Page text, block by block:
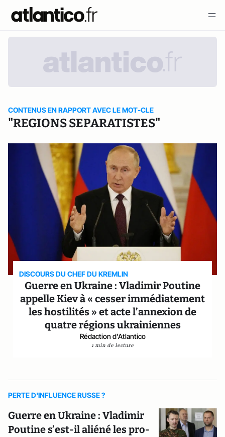
CONTENUS EN RAPPORT AVEC LE MOT-CLE
"REGIONS SEPARATISTES"
DISCOURS DU CHEF DU KREMLIN
Guerre en Ukraine : Vladimir Poutine
appelle Kiev à « cesser immédiatement
les hostilités » et acte l’annexion de
quatre régions ukrainiennes
Rédaction d'Atlantico
1 min de lecture
PERTE D'INFLUENCE RUSSE ?
Guerre en Ukraine : Vladimir
Poutine s’est-il aliéné les pro-